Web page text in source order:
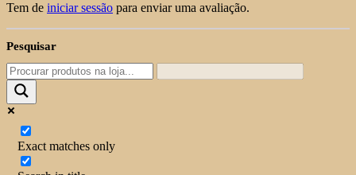
Tem de iniciar sessão para enviar uma avaliação.
Pesquisar
Exact matches only